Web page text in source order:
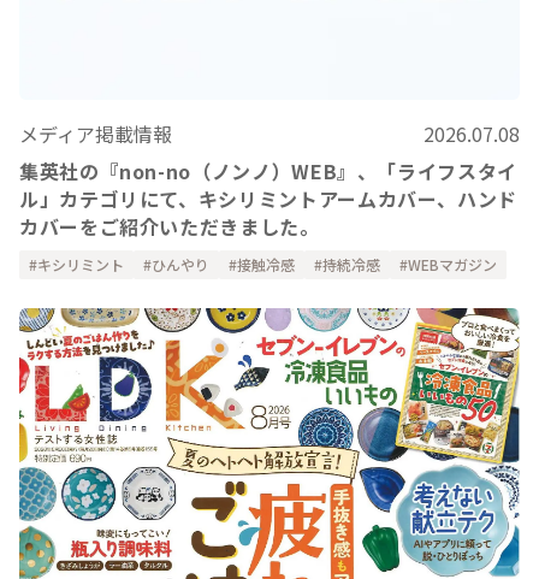
メディア掲載情報
2026.07.08
集英社の『non-no（ノンノ）WEB』、「ライフスタイ
ル」カテゴリにて、キシリミントアームカバー、ハンド
カバーをご紹介いただきました。
キシリミント ひんやり 接触冷感 持続冷感 WEBマガジン